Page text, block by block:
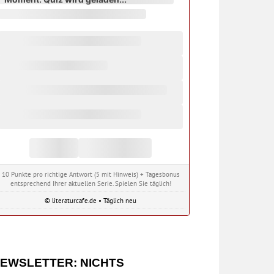
10 Punkte pro richtige Antwort (5 mit Hinweis) + Tagesbonus
entsprechend Ihrer aktuellen Serie. Spielen Sie täglich!
© literaturcafe.de • Täglich neu
NICHTS